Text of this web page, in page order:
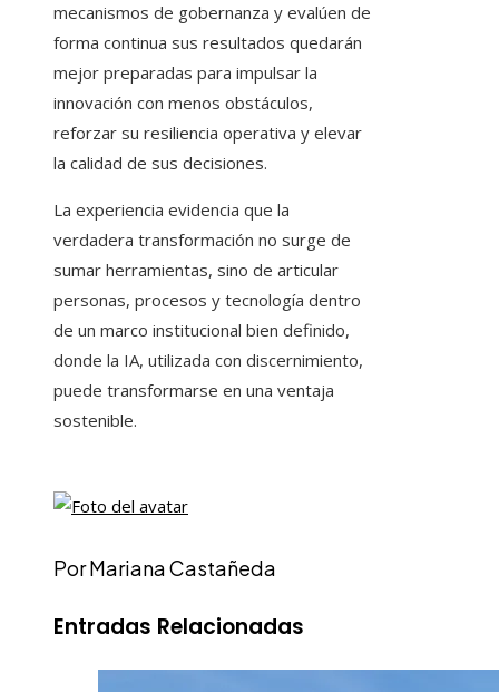
mecanismos de gobernanza y evalúen de
forma continua sus resultados quedarán
mejor preparadas para impulsar la
innovación con menos obstáculos,
reforzar su resiliencia operativa y elevar
la calidad de sus decisiones.
La experiencia evidencia que la
verdadera transformación no surge de
sumar herramientas, sino de articular
personas, procesos y tecnología dentro
de un marco institucional bien definido,
donde la IA, utilizada con discernimiento,
puede transformarse en una ventaja
sostenible.
Por Mariana Castañeda
Entradas Relacionadas